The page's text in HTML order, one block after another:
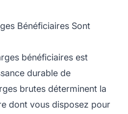
Bénéficiaires Sont
bénéficiaires est
durable de
brutes déterminent la
dont vous disposez pour